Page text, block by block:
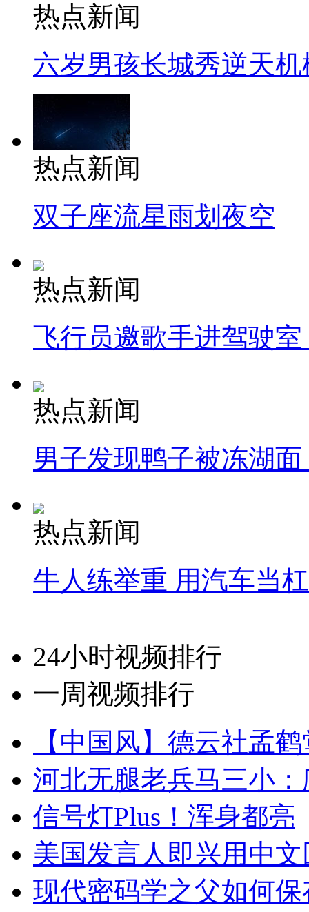
热点新闻
六岁男孩长城秀逆天机
热点新闻
双子座流星雨划夜空
热点新闻
飞行员邀歌手进驾驶
热点新闻
男子发现鸭子被冻湖
热点新闻
牛人练举重 用汽车当
24小时视频排行
一周视频排行
【中国风】德云社孟
河北无腿老兵马三小
信号灯Plus！浑身都亮
美国发言人即兴用中
现代密码学之父如何